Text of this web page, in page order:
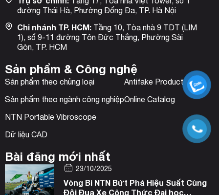
đường Thái Hà, Phường Đống Đa, TP. Hà Nội
Chi nhánh TP. HCM: Tầng 10, Tòa nhà 9 TDT (LIM
1), số 9-11 đường Tôn Đức Thắng, Phường Sài
Gòn, TP. HCM
Sản phẩm & Công nghệ
Sản phẩm theo chủng loại
Sản phẩm theo ngành công nghiệp
NTN Portable Vibroscope
Dữ liệu CAD
Antifake Product
Online Catalog
Bài đăng mới nhất
Vòng Bi NTN Bứt Phá Hiệu Suất Cùng
Đội Đua Xe Công Thức Đại học
23/10/2025